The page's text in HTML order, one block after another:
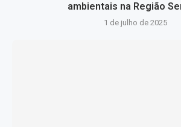
ambientais na Região
1 de julho de 2025